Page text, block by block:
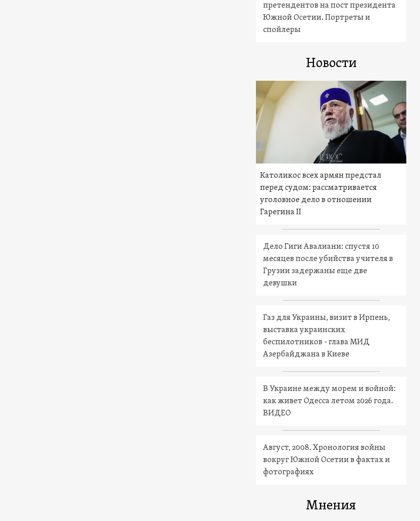
претендентов на пост президента
Южной Осетии. Портреты и
спойлеры
Новости
Католикос всех армян предстал
перед судом: рассматривается
уголовное дело в отношении
Гарегина II
Дело Гиги Авалиани: спустя 10
месяцев после убийства учителя в
Грузии задержаны еще две
девушки
Газ для Украины, визит в Ирпень,
выставка украинских
беспилотников - глава МИД
Азербайджана в Киеве
В Украине между морем и войной:
как живет Одесса летом 2026 года.
ВИДЕО
Август, 2008. Хронология войны
вокруг Южной Осетии в фактах и
фотографиях
Мнения